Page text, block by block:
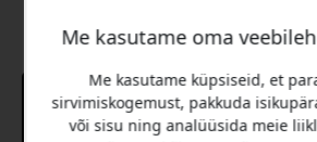
Me kasutame oma
Me kasutame küpsiseid, et
sirvimiskogemust, pakkuda
või sisu ning analüüsida meie
Ei, ma eelistaksin